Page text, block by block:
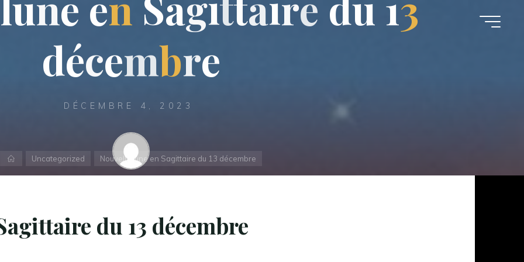
décembre
DÉCEMBRE 4, 2023
AccueilUncategorized Nouvelle lune en Sagittaire du 13 décembre
du 13 décembre